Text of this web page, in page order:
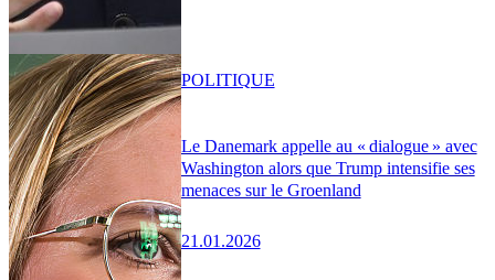
Le Danemark appelle au « dialogue » avec
Washington alors que Trump intensifie ses
menaces sur le Groenland
21.01.2026
POLITIQUE